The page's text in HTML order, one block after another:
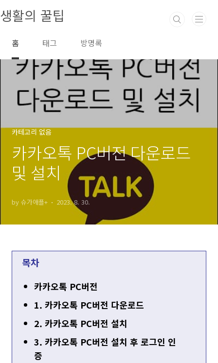
생활의 꿀팁
홈 태그 방명록
카테고리 없음
카카오톡 PC버전 다운로드
및 설치
by 슈가애플+ 2023. 8. 30.
목차
카카오톡 PC버전
1. 카카오톡 PC버전 다운로드
2. 카카오톡 PC버전 설치
3. 카카오톡 PC버전 설치 후 로그인 인
증